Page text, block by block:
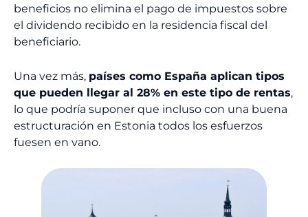
beneficios no elimina el pago de impuestos sobre
el dividendo recibido en la residencia fiscal del
beneficiario.
Una vez más, países como España aplican tipos
que pueden llegar al 28% en este tipo de rentas,
lo que podría suponer que incluso con una buena
estructuración en Estonia todos los esfuerzos
fuesen en vano.